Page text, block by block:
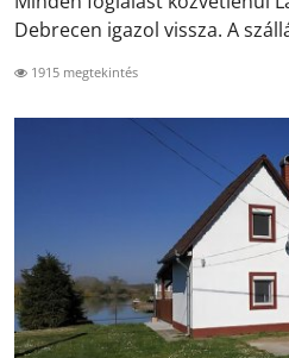
Debrecen igazol vissza. A
1915 megtekintés